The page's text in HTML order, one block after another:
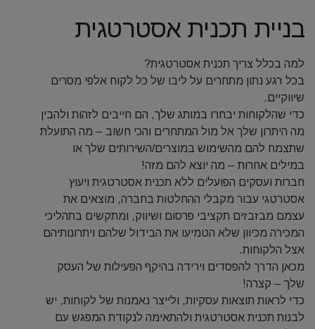
בניית תכנית אסטרטגית
למה בכלל צריך תכנית אסטרטגית?
בכל רגע נתון מתחרים על ליבו של כל לקוח אלפי מסרים
שיווקיים.
כדי שהלקוחות יבחרו במותג שלך, הם חייבים לזהות ולהבין
מה היתרון שלך אל מול המתחרים והכי חשוב – מה התועלת
שתצמח להם מהשימוש במוצרים/השירותים שלך או
במילים אחרות – מה יוצא להם מזה!
חברות ועסקים הפועלים ללא תכנית אסטרטגית ויעוץ
אסטרטגי עבור מקבלי ההחלטות בחברה, מוצאים את
עצמם מבזבזים תקציבי פרסום ושיווק, ומתקשים בתהליכי
המכירה מכיוון שלא הטמיעו את הבידול שלהם ויתרונותיהם
אצל הלקוחות.
מכאן הדרך להפסדים וירידה בהיקף הפעילות של העסק
שלך – קצרה!
כדי לראות תוצאות עסקיות, ולייצר נאמנות של לקוחות, יש
לבנות תכנית אסטרטגית ולהתאימה לנקודת המפגש עם